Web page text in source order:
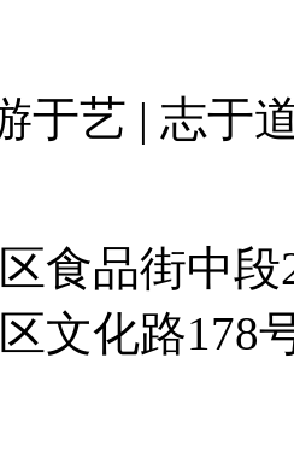
于艺 | 志于
食品街中段
文化路178